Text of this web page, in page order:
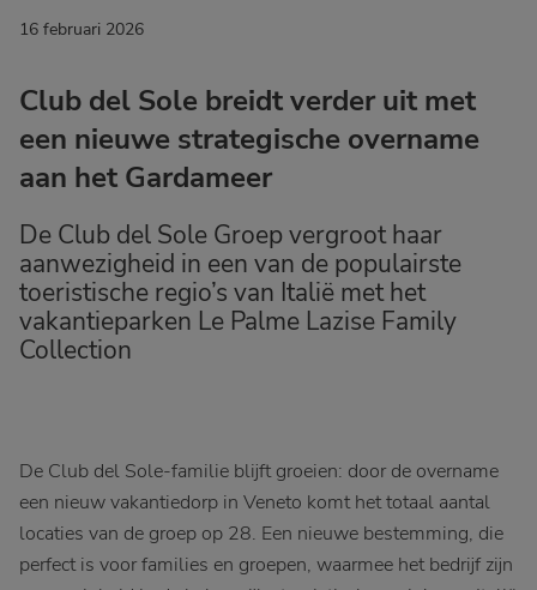
16 februari 2026
Club del Sole breidt verder uit met
een nieuwe strategische overname
aan het Gardameer
De Club del Sole Groep vergroot haar
aanwezigheid in een van de populairste
toeristische regio’s van Italië met het
vakantieparken Le Palme Lazise Family
Collection
De Club del Sole-familie blijft groeien: door de overname
een nieuw vakantiedorp in Veneto komt het totaal aantal
locaties van de groep op 28. Een nieuwe bestemming, die
perfect is voor families en groepen, waarmee het bedrijf zijn